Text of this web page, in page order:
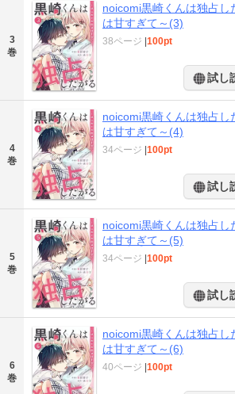
3
巻
noicomi黒崎くんは独占し
は甘すぎて～(3)
38ページ |100pt
試し
4
巻
noicomi黒崎くんは独占し
は甘すぎて～(4)
34ページ |100pt
試し
5
巻
noicomi黒崎くんは独占し
は甘すぎて～(5)
34ページ |100pt
試し
6
巻
noicomi黒崎くんは独占し
は甘すぎて～(6)
40ページ |100pt